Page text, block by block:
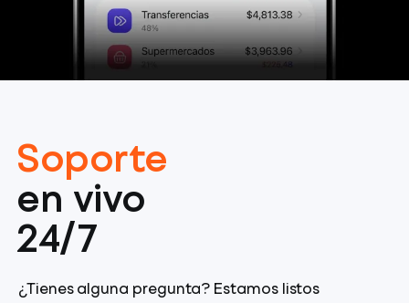
Soporte
en vivo
24/7
¿Tienes alguna pregunta? Estamos listos